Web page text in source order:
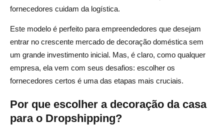
fornecedores cuidam da logística.
Este modelo é perfeito para empreendedores que desejam
entrar no crescente mercado de decoração doméstica sem
um grande investimento inicial. Mas, é claro, como qualquer
empresa, ela vem com seus desafios: escolher os
fornecedores certos é uma das etapas mais cruciais.
Por que escolher a decoração da casa
para o Dropshipping?